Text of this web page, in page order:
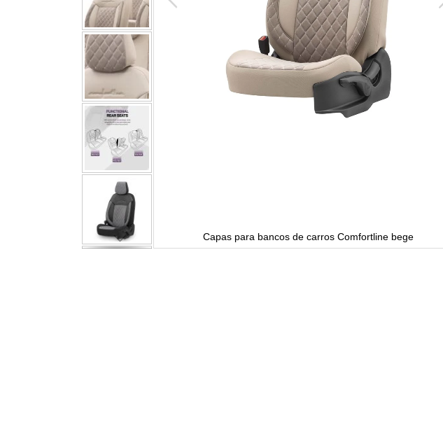
Capas para bancos de carros Comfortline bege